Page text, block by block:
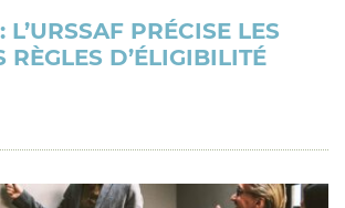
PRÉCISE LES
RÈGLES D’ÉLIGIBILITÉ